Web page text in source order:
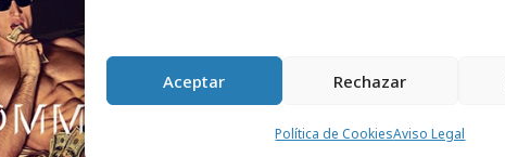
Aceptar Rechazar
Política de CookiesAviso Legal